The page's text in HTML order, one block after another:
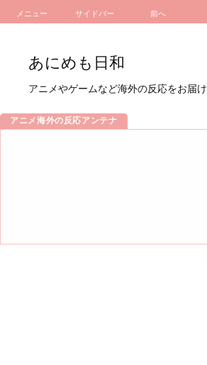
メニュー サイドバー 前へ
あにめも日和
アニメやゲームなど海外の反応をお届け
アニメ海外の反応アンテナ